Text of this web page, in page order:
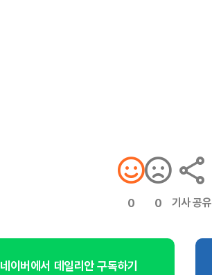
0 0 기사 공유
네이버에서 데일리안 구독하기